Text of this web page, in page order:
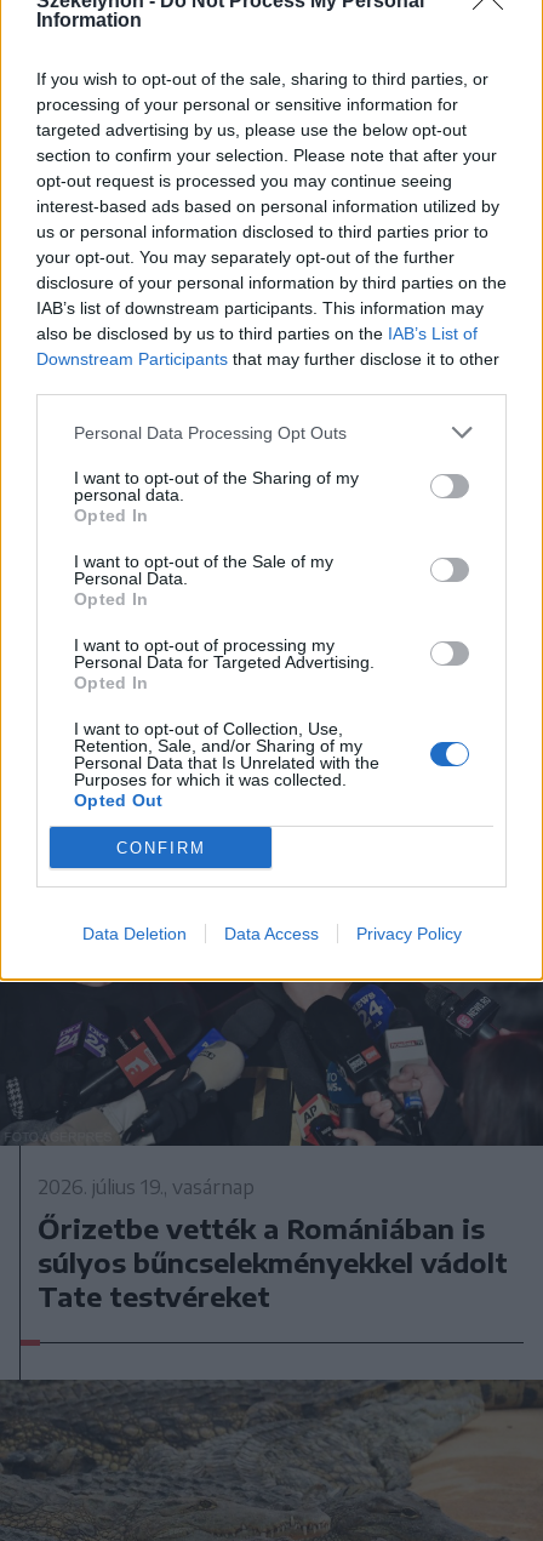
Information
If you wish to opt-out of the sale, sharing to third parties, or
processing of your personal or sensitive information for
targeted advertising by us, please use the below opt-out
section to confirm your selection. Please note that after your
opt-out request is processed you may continue seeing
interest-based ads based on personal information utilized by
us or personal information disclosed to third parties prior to
your opt-out. You may separately opt-out of the further
disclosure of your personal information by third parties on the
IAB’s list of downstream participants. This information may
also be disclosed by us to third parties on the IAB’s List of
Downstream Participants that may further disclose it to other
Personal Data Processing Opt Outs
I want to opt-out of the Sharing of my
personal data.
Opted In
I want to opt-out of the Sale of my
Personal Data.
Opted In
I want to opt-out of processing my
Personal Data for Targeted Advertising.
Opted In
I want to opt-out of Collection, Use,
Retention, Sale, and/or Sharing of my
Personal Data that Is Unrelated with the
Purposes for which it was collected.
Opted Out
CONFIRM
Data Deletion Data Access Privacy Policy
2026. július 28., kedd
Szentségtörő üzenetek és
vandalizmus a medjugorjei Mária-
szobornál – térfigyelő rögzítette a
gyújtogatást
2026. július 19., vasárnap
Őrizetbe vették a Romániában is
súlyos bűncselekményekkel vádolt
Tate testvéreket